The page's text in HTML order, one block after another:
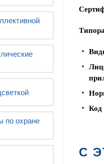
по охране
Код
С